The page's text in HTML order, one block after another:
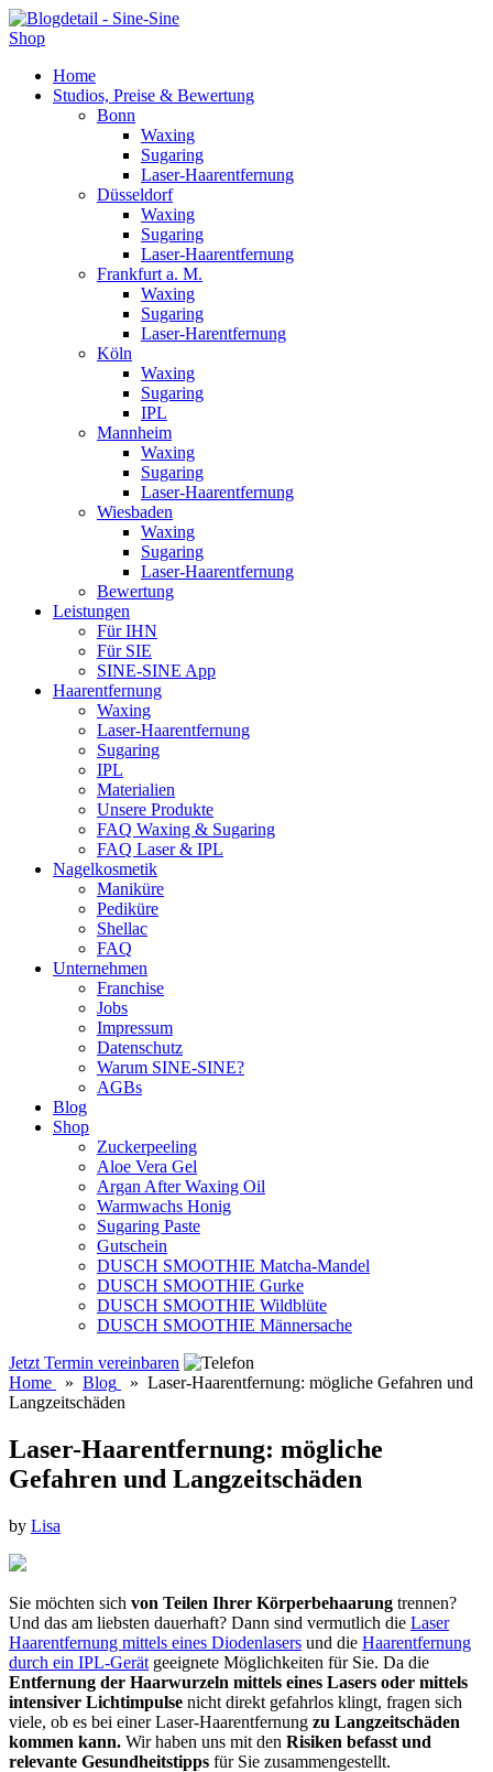
Shop
Home
Studios, Preise & Bewertung
Bonn
Waxing
Sugaring
Laser-Haarentfernung
Düsseldorf
Waxing
Sugaring
Laser-Haarentfernung
Frankfurt a. M.
Waxing
Sugaring
Laser-Harentfernung
Köln
Waxing
Sugaring
IPL
Mannheim
Waxing
Sugaring
Laser-Haarentfernung
Wiesbaden
Waxing
Sugaring
Laser-Haarentfernung
Bewertung
Leistungen
Für IHN
Für SIE
SINE-SINE App
Haarentfernung
Waxing
Laser-Haarentfernung
Sugaring
IPL
Materialien
Unsere Produkte
FAQ Waxing & Sugaring
FAQ Laser & IPL
Nagelkosmetik
Maniküre
Pediküre
Shellac
FAQ
Unternehmen
Franchise
Jobs
Impressum
Datenschutz
Warum SINE-SINE?
AGBs
Blog
Shop
Zuckerpeeling
Aloe Vera Gel
Argan After Waxing Oil
Warmwachs Honig
Sugaring Paste
Gutschein
DUSCH SMOOTHIE Matcha-Mandel
DUSCH SMOOTHIE Gurke
DUSCH SMOOTHIE Wildblüte
DUSCH SMOOTHIE Männersache
Jetzt Termin vereinbaren
Home
» Blog » Laser-Haarentfernung: mögliche Gefahren und
Langzeitschäden
Laser-Haarentfernung: mögliche
Gefahren und Langzeitschäden
by Lisa
Sie möchten sich von Teilen Ihrer Körperbehaarung trennen?
Und das am liebsten dauerhaft? Dann sind vermutlich die Laser
Haarentfernung mittels eines Diodenlasers und die Haarentfernung
durch ein IPL-Gerät geeignete Möglichkeiten für Sie. Da die
Entfernung der Haarwurzeln mittels eines Lasers oder mittels
intensiver Lichtimpulse nicht direkt gefahrlos klingt, fragen sich
viele, ob es bei einer Laser-Haarentfernung zu Langzeitschäden
kommen kann. Wir haben uns mit den Risiken befasst und
relevante Gesundheitstipps für Sie zusammengestellt.